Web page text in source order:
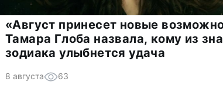
«Август принесет новые
Тамара Глоба назвала, кому из
зодиака улыбнется удача
8 августа 63